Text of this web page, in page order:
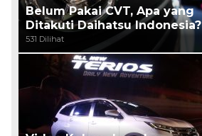
Belum Pakai CVT, Apa yang
Ditakuti Daihatsu Indonesia?
531 Dilihat